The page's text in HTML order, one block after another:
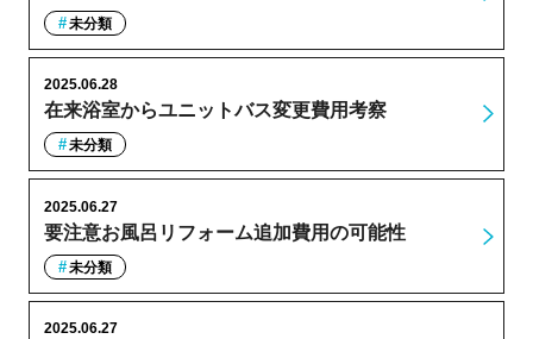
未分類
在来浴室からユニットバス変更費用考察
2025.06.28
未分類
要注意お風呂リフォーム追加費用の可能性
2025.06.27
未分類
2025.06.27